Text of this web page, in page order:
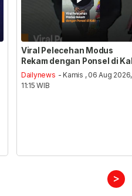
Viral Pelecehan Modus
Rekam dengan Ponsel di
Dailynews - Kamis , 06 Aug 2026,
11:15 WIB
>